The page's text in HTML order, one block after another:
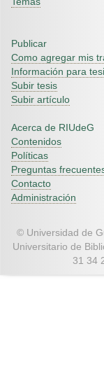
Publicar
Como agregar mis
Información para
Subir tesis
Subir artículo
Acerca de RIUdeG
Contenidos
Políticas
Preguntas
Contacto
Administración
© Universidad de
Universitario de
31 34